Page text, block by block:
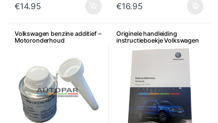
€14.95 €16.95
Volkswagen benzine additief –
Motoronderhoud
Originele handleiding
instructieboekje Volkswagen